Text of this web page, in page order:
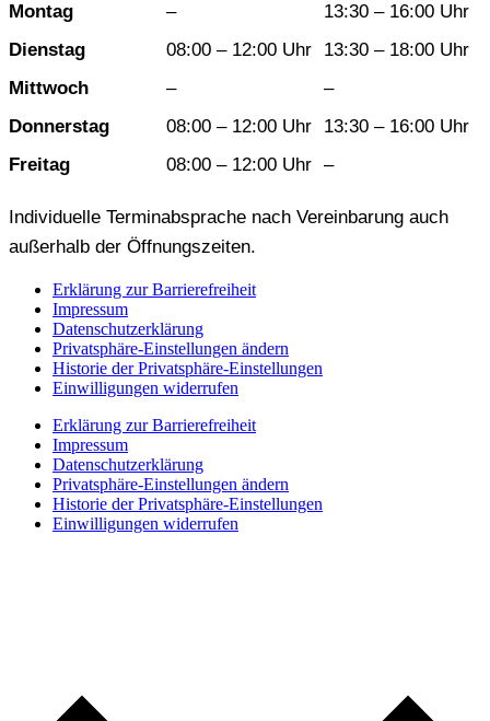
Wochentag
Montag –
13:30 – 16:00 Uhr
Dienstag
08:00 – 12:00 Uhr
13:30 – 18:00 Uhr
Mittwoch
–
–
Donnerstag
08:00 – 12:00 Uhr
13:30 – 16:00 Uhr
Freitag
08:00 – 12:00 Uhr –
Individuelle Terminabsprache nach Vereinbarung auch
außerhalb der Öffnungszeiten.
Erklärung zur Barrierefreiheit
Impressum
Datenschutzerklärung
Privatsphäre-Einstellungen ändern
Historie der Privatsphäre-Einstellungen
Einwilligungen widerrufen
Erklärung zur Barrierefreiheit
Impressum
Datenschutzerklärung
Privatsphäre-Einstellungen ändern
Historie der Privatsphäre-Einstellungen
Einwilligungen widerrufen